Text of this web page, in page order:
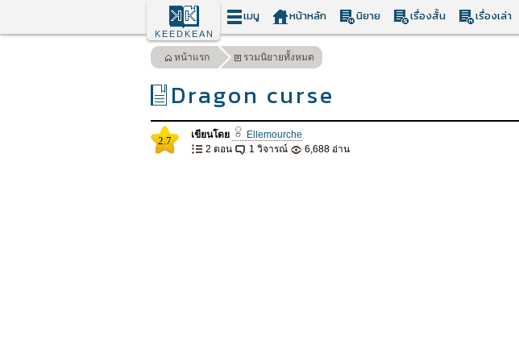
KEEDKEAN
เมนู หน้าหลัก นิยาย เรื่องสั้น เรื่องเล่า
หน้าแรก รวมนิยายทั้งหมด
Dragon curse
2.7 เขียนโดย Ellemourche
2 ตอน
1 วิจารณ์ 6,688 อ่าน